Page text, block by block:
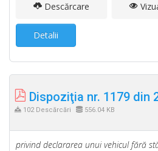
Descărcare
Detalii
Dispoziţia nr. 1179 din
102 Descărcări 556.04 KB
privind declararea unui vehicul fără